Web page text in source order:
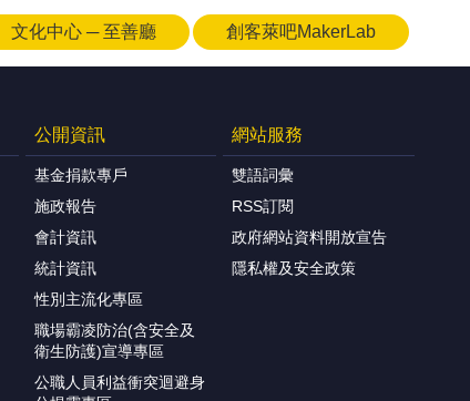
文化中心 ─ 至善廳 創客萊吧MakerLab
公開資訊
基金捐款專戶
施政報告
會計資訊
統計資訊
性別主流化專區
職場霸凌防治(含安全及
衛生防護)宣導專區
公職人員利益衝突迴避身
網站服務
雙語詞彙
RSS訂閱
政府網站資料開放宣告
隱私權及安全政策